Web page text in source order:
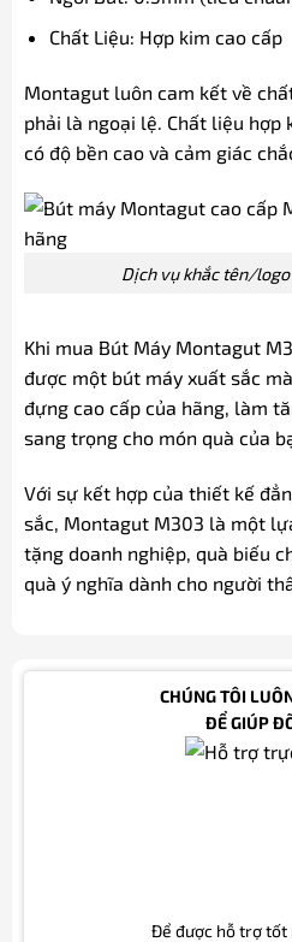
Chất Liệu: Hợp kim cao cấp
Montagut luôn cam kết về
phải là ngoại lệ. Chất liệu hợp
có độ bền cao và cảm giác
Dịch vụ khắc tên/
Khi mua Bút Máy Montagut
được một bút máy xuất sắc
đựng cao cấp của hãng, làm
sang trọng cho món quà của
Với sự kết hợp của thiết kế
sắc, Montagut M303 là một
tặng doanh nghiệp, quà biếu
quà ý nghĩa dành cho người
CHÚNG TÔI
ĐỂ GIÚP
Để được hỗ trợ tốt